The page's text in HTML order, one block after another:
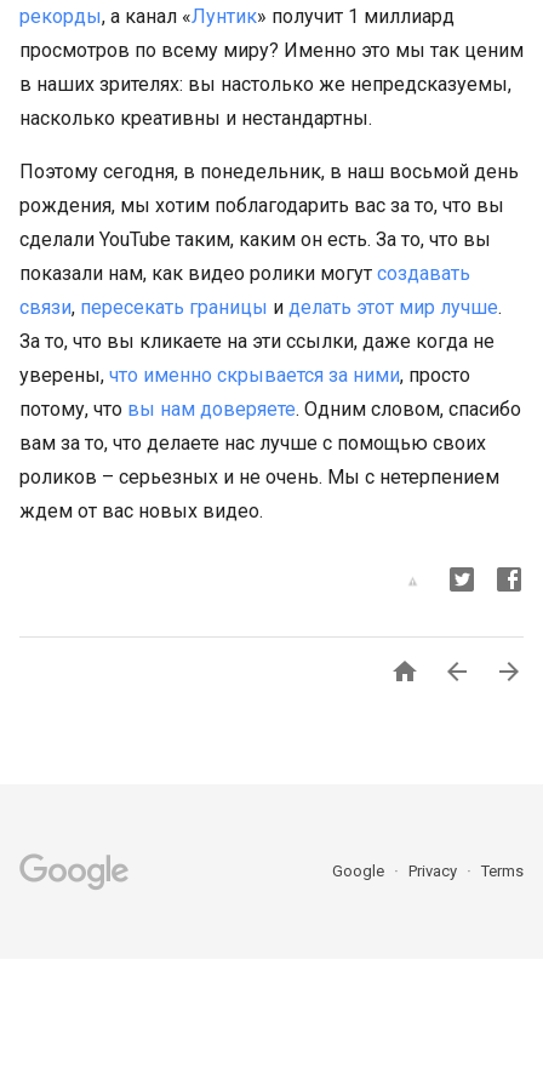
рекорды, а канал «Лунтик» получит 1 миллиард
просмотров по всему миру? Именно это мы так ценим
в наших зрителях: вы настолько же непредсказуемы,
насколько креативны и нестандартны.
Поэтому сегодня, в понедельник, в наш восьмой день
рождения, мы хотим поблагодарить вас за то, что вы
сделали YouTube таким, каким он есть. За то, что вы
показали нам, как видео ролики могут создавать
связи, пересекать границы и делать этот мир лучше.
За то, что вы кликаете на эти ссылки, даже когда не
уверены, что именно скрывается за ними, просто
потому, что вы нам доверяете. Одним словом, спасибо
вам за то, что делаете нас лучше с помощью своих
роликов – серьезных и не очень. Мы с нетерпением
ждем от вас новых видео.
  
Google Privacy Terms